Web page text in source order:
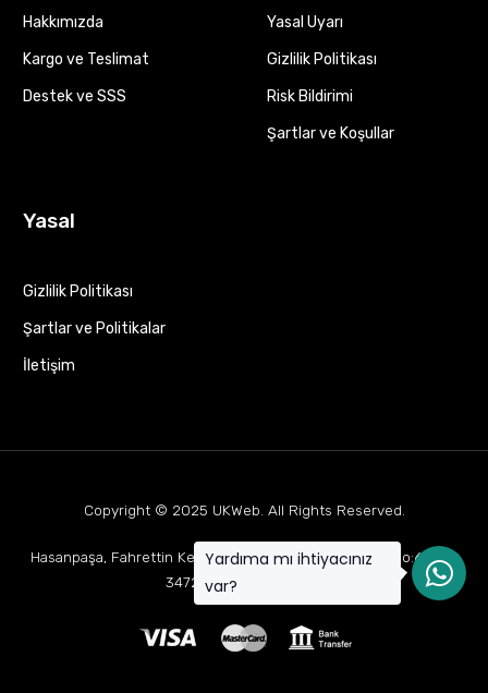
Hakkımızda
Kargo ve Teslimat
Destek ve SSS
Yasal Uyarı
Gizlilik Politikası
Risk Bildirimi
Şartlar ve Koşullar
Yasal
Gizlilik Politikası
Şartlar ve Politikalar
İletişim
Copyright © 2025 UKWeb. All Rights Reserved.
Hasanpaşa, Fahrettin Kerim Gökay Cd Mukaddes Apt No:63 D:1,
34722 Kadıköy/İstanbul
Yardıma mı ihtiyacınız
var?